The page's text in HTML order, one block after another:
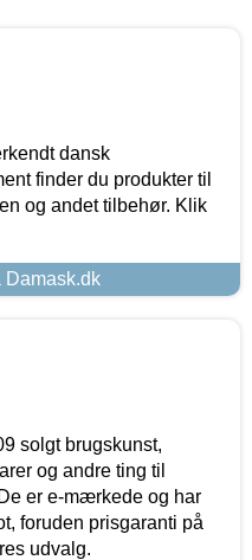
dansk
finder du produkter til
og andet tilbehør. Klik
Damask.dk
solgt brugskunst,
og andre ting til
er e-mærkede og har
foruden prisgaranti på
udvalg.